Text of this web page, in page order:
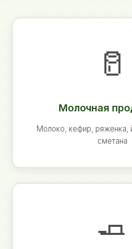
🥛
Молочная
Молоко, кефир, ряженка,
сметана
🧈